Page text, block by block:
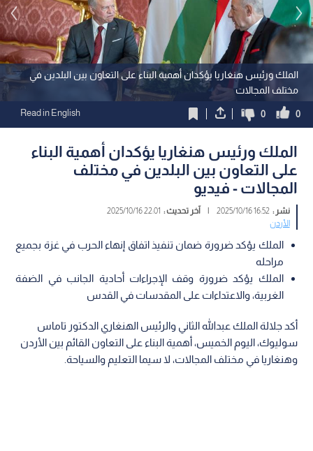
الملك ورئيس هنغاريا يؤكدان أهمية البناء على التعاون بين البلدين في
مختلف المجالات
0
0
Read in English
الملك ورئيس هنغاريا يؤكدان أهمية البناء
على التعاون بين البلدين في مختلف
المجالات - فيديو
نشر :16:52 2025/10/16
| آخر تحديث : 22:01 2025/10/16
الأردن
الملك يؤكد ضرورة ضمان تنفيذ اتفاق إنهاء الحرب في غزة بجميع
مراحله
الملك يؤكد ضرورة وقف الإجراءات أحادية الجانب في الضفة
الغربية، والاعتداءات على المقدسات في القدس
أكد جلالة الملك عبدالله الثاني والرئيس الهنغاري الدكتور تاماس
سوليوك، اليوم الخميس، أهمية البناء على التعاون القائم بين الأردن
وهنغاريا في مختلف المجالات، لا سيما التعليم والسياحة.